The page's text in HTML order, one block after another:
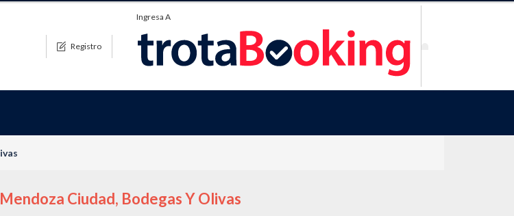
Registro
Ingresa A
Mendoza Ciudad, Bodegas Y Olivas